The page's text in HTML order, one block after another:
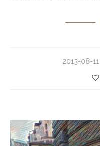
2013-08-11